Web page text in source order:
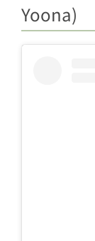
Yoona)